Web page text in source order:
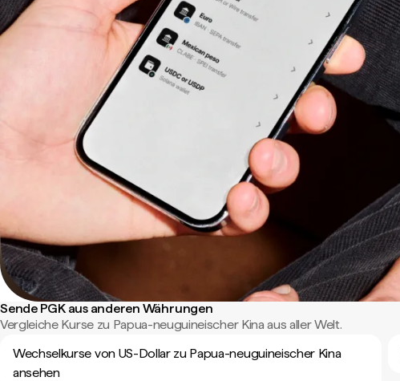
Sende PGK aus anderen Währungen
Vergleiche Kurse zu Papua-neuguineischer Kina aus aller Welt.
Wechselkurse von US-Dollar zu Papua-neuguineischer Kina
ansehen